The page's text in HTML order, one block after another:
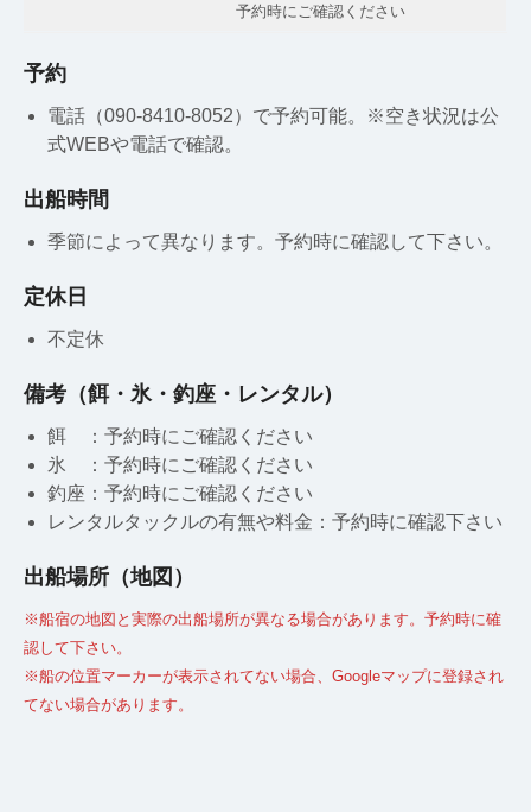
予約時にご確認ください
予約
電話（090-8410-8052）で予約可能。※空き状況は公
式WEBや電話で確認。
出船時間
季節によって異なります。予約時に確認して下さい。
定休日
不定休
備考（餌・氷・釣座・レンタル）
餌 ：予約時にご確認ください
氷 ：予約時にご確認ください
釣座：予約時にご確認ください
レンタルタックルの有無や料金：予約時に確認下さい
出船場所（地図）
※船宿の地図と実際の出船場所が異なる場合があります。予約時に確
認して下さい。
※船の位置マーカーが表示されてない場合、Googleマップに登録され
てない場合があります。